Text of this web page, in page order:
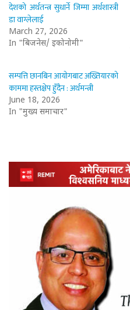
देशको अर्थतन्त्र सुधार्ने जिम्मा अर्थशास्त्री
डा वाग्लेलाई
March 27, 2026
In "बिजनेस/ इकोनोमी"
सम्पत्ति छानबिन आयोगबाट अख्तियारको
काममा हस्तक्षेप हुँदैन : अर्थमन्त्री
June 18, 2026
In "मुख्य समाचार"